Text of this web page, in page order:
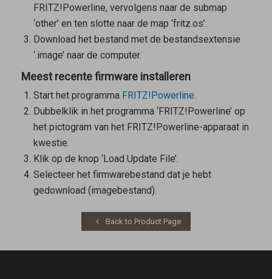
FRITZ!Powerline, vervolgens naar de submap
‘other’ en ten slotte naar de map ‘fritz.os’.
Download het bestand met de bestandsextensie
‘.image’ naar de computer.
Meest recente firmware installeren
Start het programma FRITZ!Powerline.
Dubbelklik in het programma ‘FRITZ!Powerline’ op
het pictogram van het FRITZ!Powerline-apparaat in
kwestie.
Klik op de knop ‘Load Update File’.
Selecteer het firmwarebestand dat je hebt
gedownload (imagebestand).
Back to Product Page